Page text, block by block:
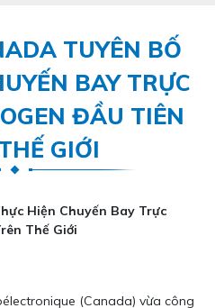
TUYÊN BỐ
BAY TRỰC
ĐẦU TIÊN
GIỚI
Hiện Chuyến Bay Trực
Thế Giới
(Canada) vừa công